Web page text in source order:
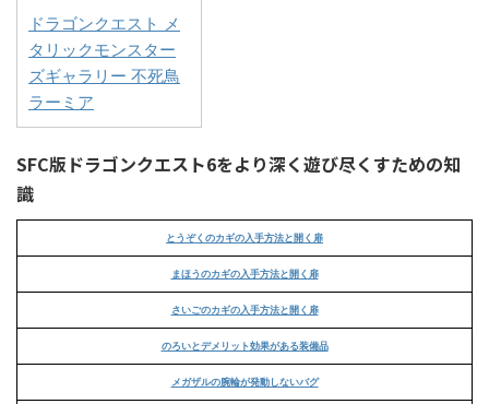
ドラゴンクエスト メ
タリックモンスター
ズギャラリー 不死鳥
ラーミア
SFC版ドラゴンクエスト6をより深く遊び尽くすための知
識
とうぞくのカギの入手方法と開く扉
まほうのカギの入手方法と開く扉
さいごのカギの入手方法と開く扉
のろいとデメリット効果がある装備品
メガザルの腕輪が発動しないバグ